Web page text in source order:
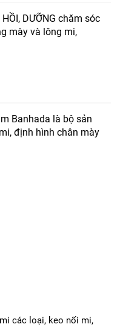
DƯỠNG chăm sóc
mày và lông mi,
Banhada là bộ sản
định hình chân mày
các loại, keo nối mi,